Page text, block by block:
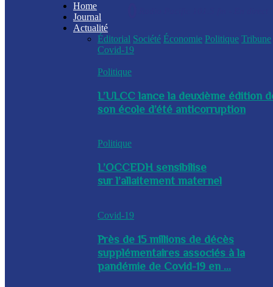
Home
Journal
Actualité
Éditorial Société Économie Politique Tribune
Covid-19
Politique
L’ULCC lance la deuxième édition
son école d’été anticorruption
Politique
L’OCCEDH sensibilise
sur l’allaitement maternel
Covid-19
Près de 15 millions de décès
supplémentaires associés à la
pandémie de Covid-19 en ...